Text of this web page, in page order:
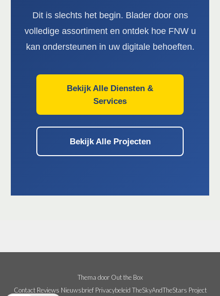
Dit is slechts het begin. Blader door ons
volledige assortiment en ontdek hoe FNW u
kan ondersteunen in uw digitale behoeften.
Bekijk Alle Diensten &
Services
Bekijk Alle Projecten
Thema door Out the Box
Contact Reviews Nieuwsbrief Privacybeleid TheSkyAndTheStars Project